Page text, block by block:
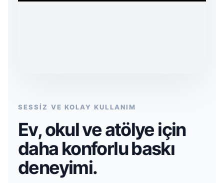
SESSİZ VE KOLAY KULLANIM
Ev, okul ve atölye için
daha konforlu baskı
deneyimi.